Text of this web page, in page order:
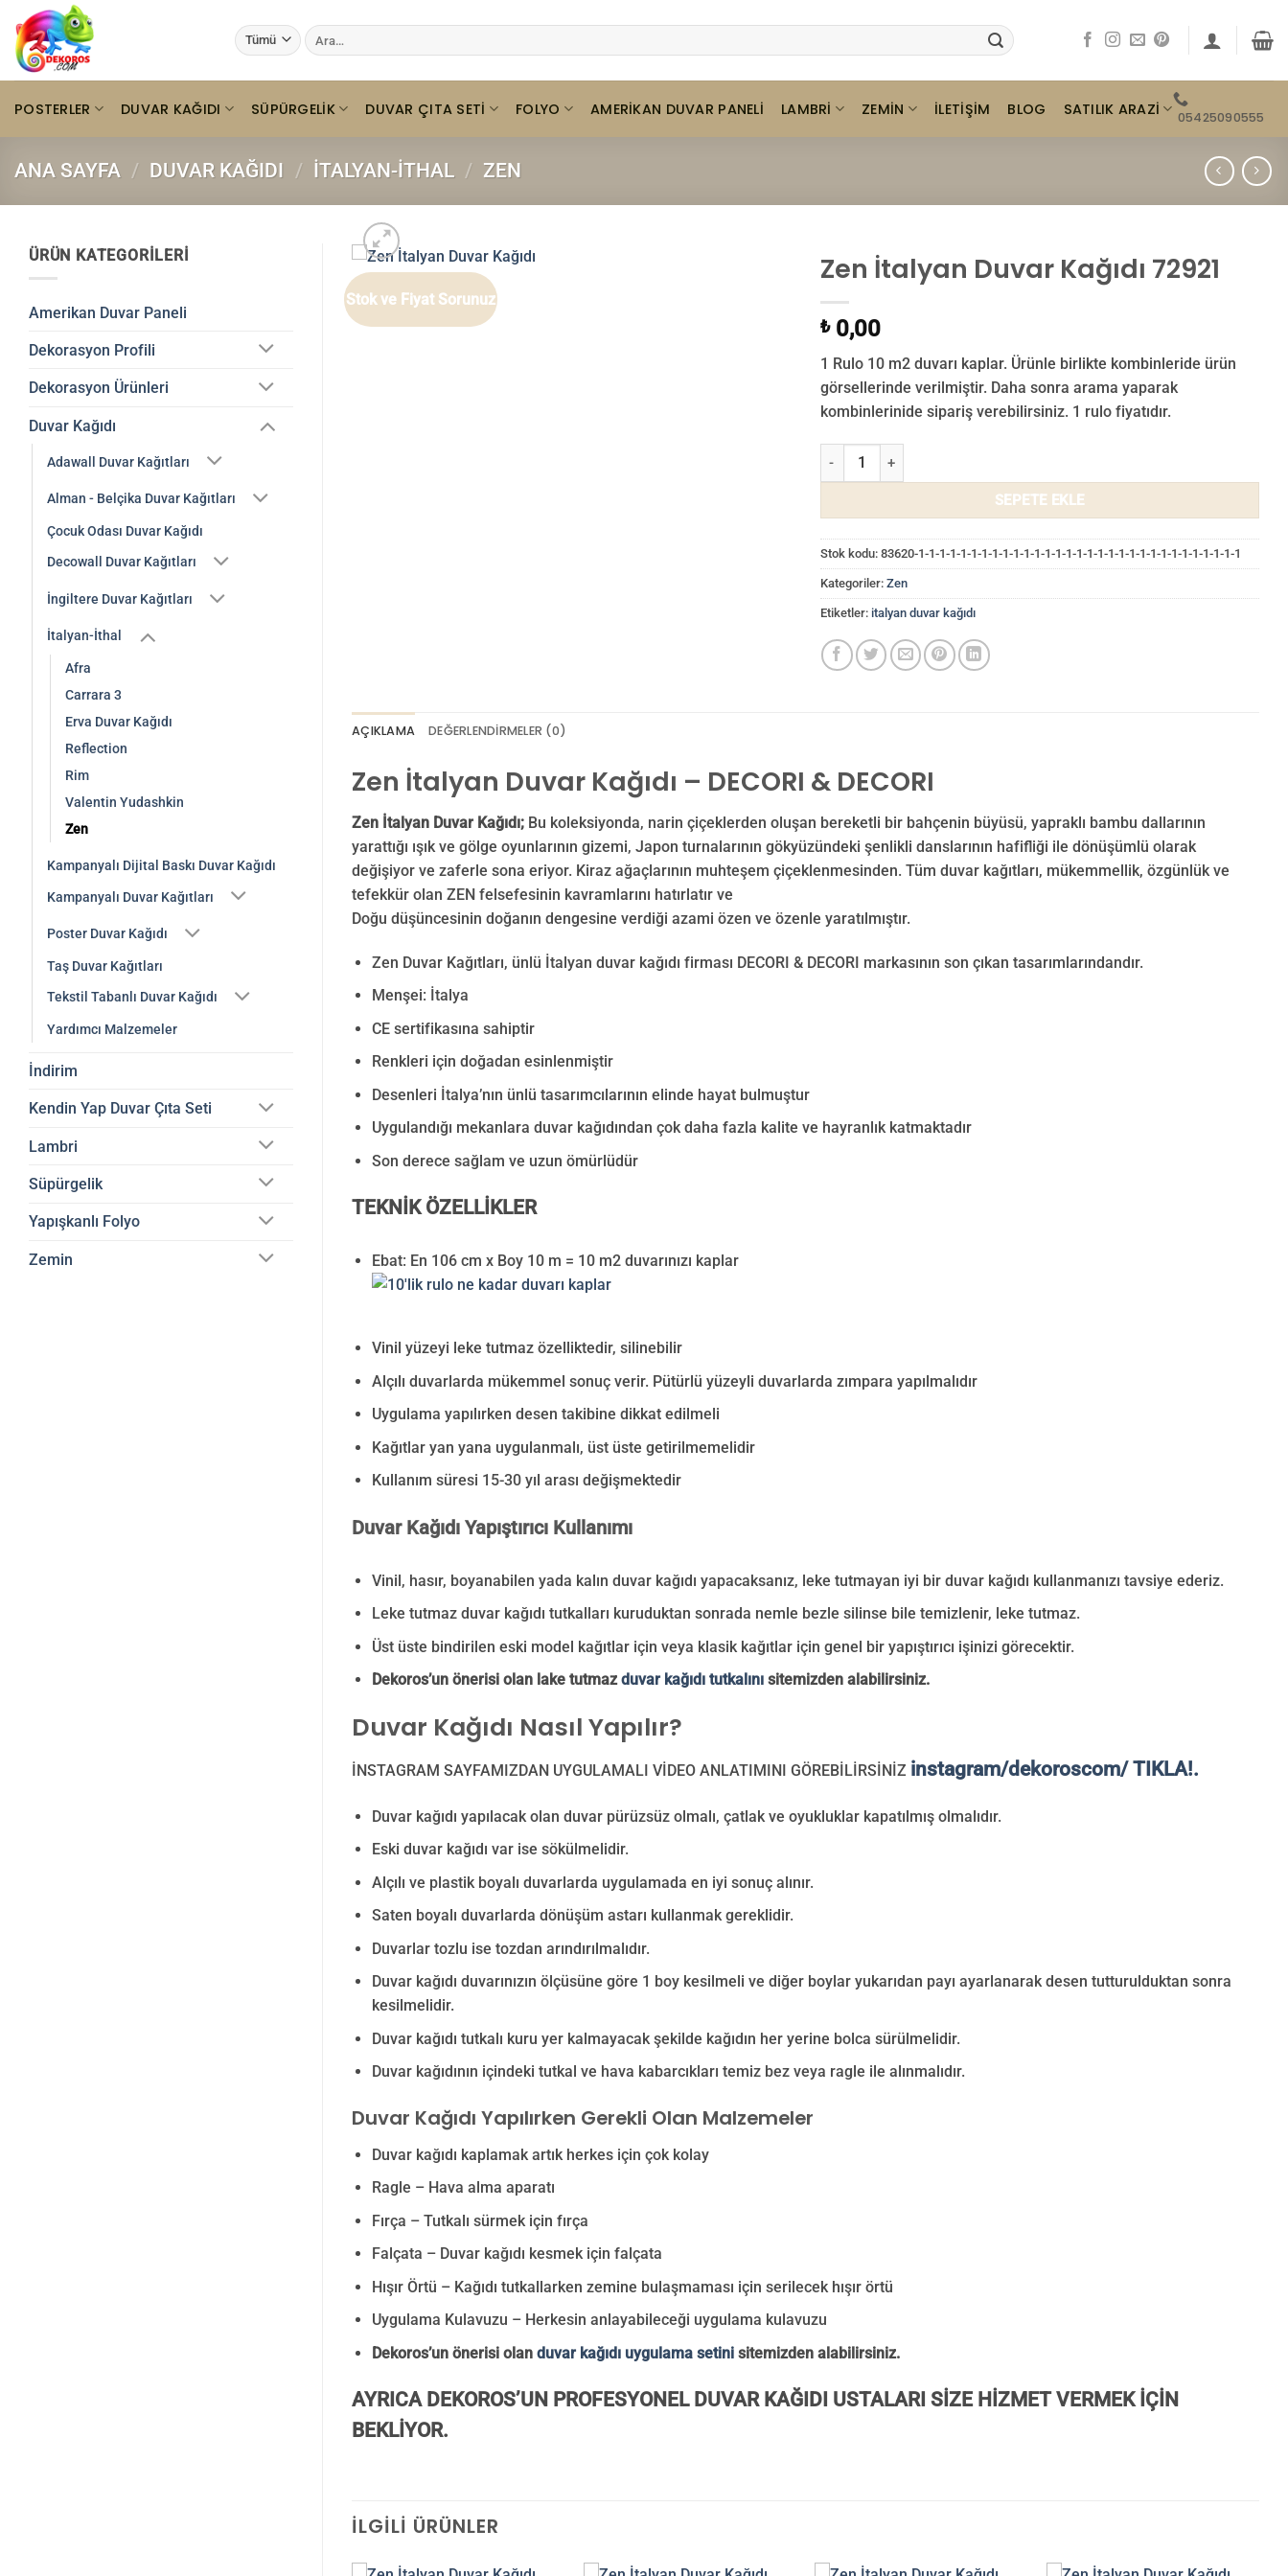
İçeriğe
atla
Ara:
POSTERLER DUVAR KAĞIDI SÜPÜRGELIK DUVAR ÇITA SETI FOLYO AMERIKAN DUVAR PANELI LAMBRI ZEMIN İLETIŞIM BLOG SATILIK ARAZI 05425090555
ANA SAYFA / DUVAR KAĞIDI / İTALYAN-İTHAL / ZEN
ÜRÜN KATEGORILERI
Amerikan Duvar Paneli
Dekorasyon Profili
Dekorasyon Ürünleri
Duvar Kağıdı
Adawall Duvar Kağıtları
Alman - Belçika Duvar Kağıtları
Çocuk Odası Duvar Kağıdı
Decowall Duvar Kağıtları
İngiltere Duvar Kağıtları
İtalyan-İthal
Afra
Carrara 3
Erva Duvar Kağıdı
Reflection
Rim
Valentin Yudashkin
Zen
Kampanyalı Dijital Baskı Duvar Kağıdı
Kampanyalı Duvar Kağıtları
Poster Duvar Kağıdı
Taş Duvar Kağıtları
Tekstil Tabanlı Duvar Kağıdı
Yardımcı Malzemeler
İndirim
Kendin Yap Duvar Çıta Seti
Lambri
Süpürgelik
Yapışkanlı Folyo
Zemin
Stok ve Fiyat Sorunuz
Zen İtalyan Duvar Kağıdı 72921
₺0,00
1 Rulo 10 m2 duvarı kaplar. Ürünle birlikte kombinleride ürün
görsellerinde verilmiştir. Daha sonra arama yaparak
kombinlerinide sipariş verebilirsiniz. 1 rulo fiyatıdır.
Zen İtalyan Duvar Kağıdı 72921 adet
SEPETE EKLE
Stok kodu: 83620-1-1-1-1-1-1-1-1-1-1-1-1-1-1-1-1-1-1-1-1-1-1-1-1-1-1-1-1-1-1-1
Kategoriler: Zen
Etiketler: italyan duvar kağıdı
AÇIKLAMA DEĞERLENDIRMELER (0)
Zen İtalyan Duvar Kağıdı – DECORI & DECORI
Zen İtalyan Duvar Kağıdı; Bu koleksiyonda, narin çiçeklerden oluşan bereketli bir bahçenin büyüsü, yapraklı bambu dallarının
yarattığı ışık ve gölge oyunlarının gizemi, Japon turnalarının gökyüzündeki şenlikli danslarının hafifliği ile dönüşümlü olarak
değişiyor ve zaferle sona eriyor. Kiraz ağaçlarının muhteşem çiçeklenmesinden. Tüm duvar kağıtları, mükemmellik, özgünlük ve
tefekkür olan ZEN felsefesinin kavramlarını hatırlatır ve
Doğu düşüncesinin doğanın dengesine verdiği azami özen ve özenle yaratılmıştır.
Zen Duvar Kağıtları, ünlü İtalyan duvar kağıdı firması DECORI & DECORI markasının son çıkan tasarımlarındandır.
Menşei: İtalya
CE sertifikasına sahiptir
Renkleri için doğadan esinlenmiştir
Desenleri İtalya’nın ünlü tasarımcılarının elinde hayat bulmuştur
Uygulandığı mekanlara duvar kağıdından çok daha fazla kalite ve hayranlık katmaktadır
Son derece sağlam ve uzun ömürlüdür
TEKNİK ÖZELLİKLER
Ebat: En 106 cm x Boy 10 m = 10 m2 duvarınızı kaplar
Vinil yüzeyi leke tutmaz özelliktedir, silinebilir
Alçılı duvarlarda mükemmel sonuç verir. Pütürlü yüzeyli duvarlarda zımpara yapılmalıdır
Uygulama yapılırken desen takibine dikkat edilmeli
Kağıtlar yan yana uygulanmalı, üst üste getirilmemelidir
Kullanım süresi 15-30 yıl arası değişmektedir
Duvar Kağıdı Yapıştırıcı Kullanımı
Vinil, hasır, boyanabilen yada kalın duvar kağıdı yapacaksanız, leke tutmayan iyi bir duvar kağıdı kullanmanızı tavsiye ederiz.
Leke tutmaz duvar kağıdı tutkalları kuruduktan sonrada nemle bezle silinse bile temizlenir, leke tutmaz.
Üst üste bindirilen eski model kağıtlar için veya klasik kağıtlar için genel bir yapıştırıcı işinizi görecektir.
Dekoros’un önerisi olan lake tutmazduvar kağıdı tutkalınısitemizden alabilirsiniz.
Duvar Kağıdı Nasıl Yapılır?
İNSTAGRAM SAYFAMIZDAN UYGULAMALI VİDEO ANLATIMINI GÖREBİLİRSİNİZ instagram/dekoroscom/ TIKLA!.
Duvar kağıdı yapılacak olan duvar pürüzsüz olmalı, çatlak ve oyukluklar kapatılmış olmalıdır.
Eski duvar kağıdı var ise sökülmelidir.
Alçılı ve plastik boyalı duvarlarda uygulamada en iyi sonuç alınır.
Saten boyalı duvarlarda dönüşüm astarı kullanmak gereklidir.
Duvarlar tozlu ise tozdan arındırılmalıdır.
Duvar kağıdı duvarınızın ölçüsüne göre 1 boy kesilmeli ve diğer boylar yukarıdan payı ayarlanarak desen tutturulduktan sonra
kesilmelidir.
Duvar kağıdı tutkalı kuru yer kalmayacak şekilde kağıdın her yerine bolca sürülmelidir.
Duvar kağıdının içindeki tutkal ve hava kabarcıkları temiz bez veya ragle ile alınmalıdır.
Duvar Kağıdı Yapılırken Gerekli Olan Malzemeler
Duvar kağıdı kaplamak artık herkes için çok kolay
Ragle – Hava alma aparatı
Fırça – Tutkalı sürmek için fırça
Falçata – Duvar kağıdı kesmek için falçata
Hışır Örtü – Kağıdı tutkallarken zemine bulaşmaması için serilecek hışır örtü
Uygulama Kulavuzu – Herkesin anlayabileceği uygulama kulavuzu
Dekoros’un önerisi olan duvar kağıdı uygulama setinisitemizden alabilirsiniz.
AYRICA DEKOROS’UN PROFESYONEL DUVAR KAĞIDI USTALARI SİZE HİZMET VERMEK İÇİN
BEKLİYOR.
İLGILI ÜRÜNLER